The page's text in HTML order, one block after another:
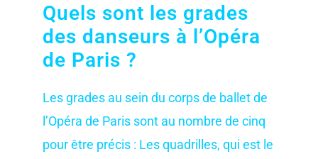
Quels sont les grades
des danseurs à l’Opéra
de Paris ?
Les grades au sein du corps de ballet de
l’Opéra de Paris sont au nombre de cinq
pour être précis : Les quadrilles, qui est le